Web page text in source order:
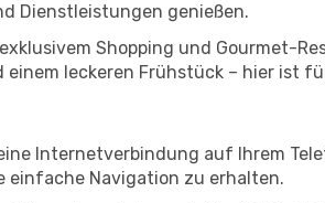
Dienstleistungen genießen.
Shopping und Gourmet-
einem leckeren Frühstück – hier ist
Internetverbindung auf Ihrem
einfache Navigation zu erhalten.